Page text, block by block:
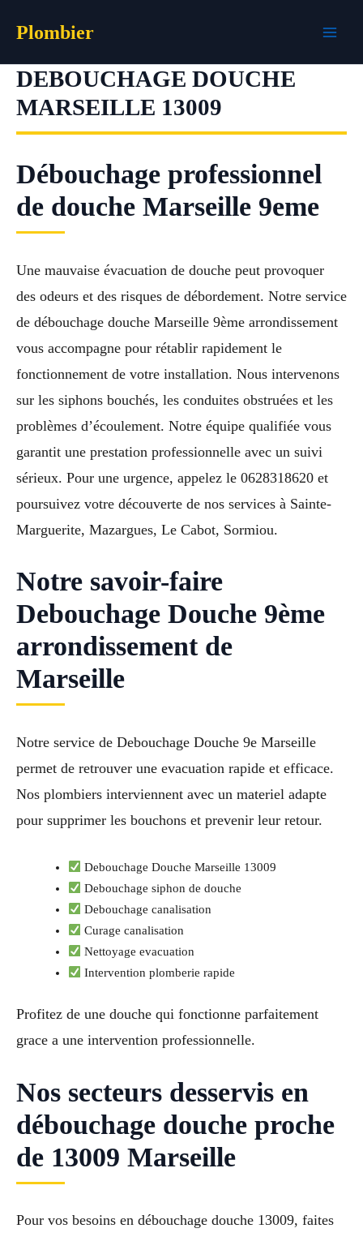
Plombier
DEBOUCHAGE DOUCHE
MARSEILLE 13009
Débouchage professionnel
de douche Marseille 9eme
Une mauvaise évacuation de douche peut provoquer
des odeurs et des risques de débordement. Notre service
de débouchage douche Marseille 9ème arrondissement
vous accompagne pour rétablir rapidement le
fonctionnement de votre installation. Nous intervenons
sur les siphons bouchés, les conduites obstruées et les
problèmes d’écoulement. Notre équipe qualifiée vous
garantit une prestation professionnelle avec un suivi
sérieux. Pour une urgence, appelez le 0628318620 et
poursuivez votre découverte de nos services à Sainte-
Marguerite, Mazargues, Le Cabot, Sormiou.
Notre savoir-faire
Debouchage Douche 9ème
arrondissement de
Marseille
Notre service de Debouchage Douche 9e Marseille
permet de retrouver une evacuation rapide et efficace.
Nos plombiers interviennent avec un materiel adapte
pour supprimer les bouchons et prevenir leur retour.
Debouchage Douche Marseille 13009
Debouchage siphon de douche
Debouchage canalisation
Curage canalisation
Nettoyage evacuation
Intervention plomberie rapide
Profitez de une douche qui fonctionne parfaitement
grace a une intervention professionnelle.
Nos secteurs desservis en
débouchage douche proche
de 13009 Marseille
Pour vos besoins en débouchage douche 13009, faites